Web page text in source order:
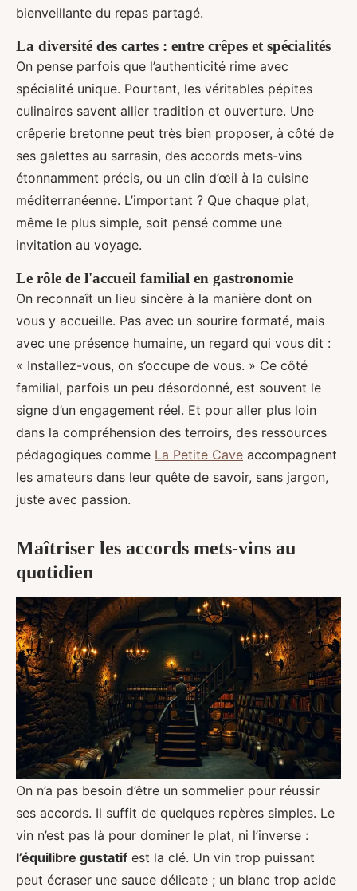
bienveillante du repas partagé.
La diversité des cartes : entre crêpes et spécialités
On pense parfois que l’authenticité rime avec
spécialité unique. Pourtant, les véritables pépites
culinaires savent allier tradition et ouverture. Une
crêperie bretonne peut très bien proposer, à côté de
ses galettes au sarrasin, des accords mets-vins
étonnamment précis, ou un clin d’œil à la cuisine
méditerranéenne. L’important ? Que chaque plat,
même le plus simple, soit pensé comme une
invitation au voyage.
Le rôle de l'accueil familial en gastronomie
On reconnaît un lieu sincère à la manière dont on
vous y accueille. Pas avec un sourire formaté, mais
avec une présence humaine, un regard qui vous dit :
« Installez-vous, on s’occupe de vous. » Ce côté
familial, parfois un peu désordonné, est souvent le
signe d’un engagement réel. Et pour aller plus loin
dans la compréhension des terroirs, des ressources
pédagogiques comme La Petite Cave accompagnent
les amateurs dans leur quête de savoir, sans jargon,
juste avec passion.
Maîtriser les accords mets-vins au
quotidien
On n’a pas besoin d’être un sommelier pour réussir
ses accords. Il suffit de quelques repères simples. Le
vin n’est pas là pour dominer le plat, ni l’inverse :
l’équilibre gustatif est la clé. Un vin trop puissant
peut écraser une sauce délicate ; un blanc trop acide